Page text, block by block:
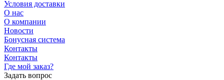
Условия доставки
О нас
О компании
Новости
Бонусная система
Контакты
Контакты
Где мой заказ?
Задать вопрос